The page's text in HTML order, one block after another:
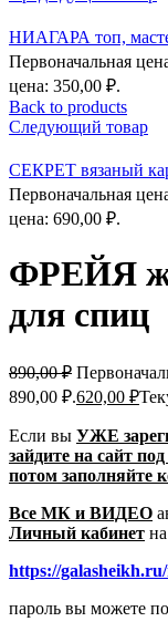
НИАГАРА топ,
Первоначальная
цена: 350,00 ₽.
Back to products
Следующий товар
СЕКРЕТ вязаный
Первоначальная
цена: 690,00 ₽.
ФРЕЙЯ
для спиц
890,00₽
890,00 ₽.620,00 ₽
Если вы УЖЕ
зайдите на сайт
потом заполняйте
Все МК и ВИДЕО
Личный кабинет
https://
пароль вы можете